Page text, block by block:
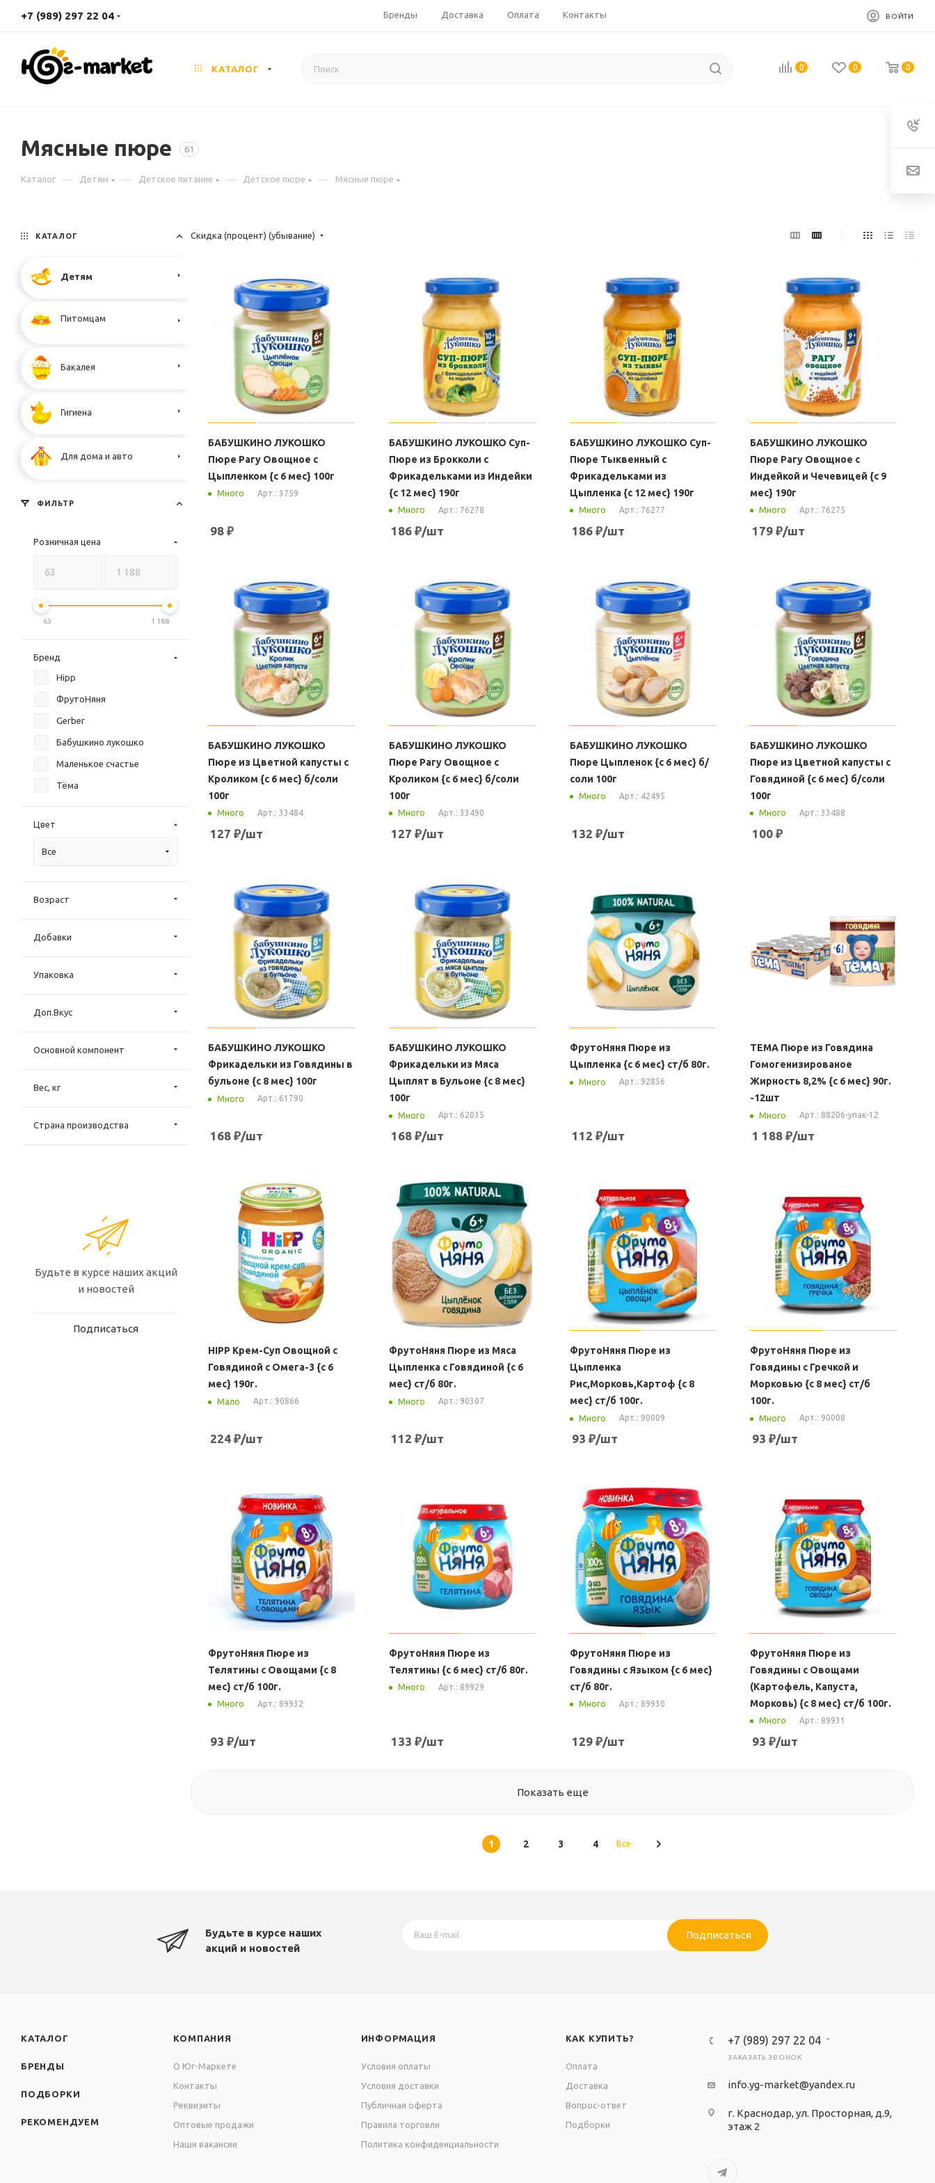
+7 (989) 297 22 04 Бренды Доставка Оплата Контакты ВОЙТИ
КАТАЛОГ 0 0 0
Мясные пюре 61
Каталог — Детям — Детское питание — Детское пюре — Мясные пюре
Скидка (процент) (убывание)
БАБУШКИНО ЛУКОШКО
Пюре Рагу Овощное с
Цыпленком {с 6 мес} 100г
Много Арт.: 3759
98 ₽
БАБУШКИНО ЛУКОШКО Суп-
Пюре из Брокколи с
Фрикадельками из Индейки
{с 12 мес} 190г
Много Арт.: 76278
186₽/шт
БАБУШКИНО ЛУКОШКО Суп-
Пюре Тыквенный с
Фрикадельками из
Цыпленка {с 12 мес} 190г
Много Арт.: 76277
186₽/шт
БАБУШКИНО ЛУКОШКО
Пюре Рагу Овощное с
Индейкой и Чечевицей {с 9
мес} 190г
Много Арт.: 76275
179 ₽/шт
БАБУШКИНО ЛУКОШКО
Пюре из Цветной капусты с
Кроликом {с 6 мес} б/соли
100г
Много Арт.: 33484
127 ₽/шт
БАБУШКИНО ЛУКОШКО
Пюре Рагу Овощное с
Кроликом {с 6 мес} б/соли
100г
Много Арт.: 33490
127 ₽/шт
БАБУШКИНО ЛУКОШКО
Пюре Цыпленок {с 6 мес} б/
соли 100г
Много Арт.: 42495
132 ₽/шт
БАБУШКИНО ЛУКОШКО
Пюре из Цветной капусты с
Говядиной {с 6 мес} б/соли
100г
Много Арт.: 33488
100 ₽
БАБУШКИНО ЛУКОШКО
Фрикадельки из Говядины в
бульоне {с 8 мес} 100г
Много Арт.: 61790
168 ₽/шт
БАБУШКИНО ЛУКОШКО
Фрикадельки из Мяса
Цыплят в Бульоне {с 8 мес}
100г
Много Арт.: 62035
168₽/шт
ФрутоНяня Пюре из
Цыпленка {с 6 мес} ст/б 80г.
Много Арт.: 92856
112 ₽/шт
ТЕМА Пюре из Говядина
Гомогенизированое
Жирность 8,2% {с 6 мес} 90г.
-12шт
Много Арт.: 88206-упак-12
1 188 ₽/шт
HIPP Крем-Суп Овощной с
Говядиной с Омега-3 {с 6
мес} 190г.
Мало Арт.: 90866
224 ₽/шт
ФрутоНяня Пюре из Мяса
Цыпленка с Говядиной {c 6
мес} ст/б 80г.
Много Арт.: 90307
112 ₽/шт
ФрутоНяня Пюре из
Цыпленка
Рис,Морковь,Картоф {с 8
мес} ст/б 100г.
Много Арт.: 90009
93 ₽/шт
ФрутоНяня Пюре из
Говядины с Гречкой и
Морковью {с 8 мес} ст/б
100г.
Много Арт.: 90008
93 ₽/шт
ФрутоНяня Пюре из
Телятины с Овощами {с 8
мес} ст/б 100г.
Много Арт.: 89932
93 ₽/шт
ФрутоНяня Пюре из
Телятины {с 6 мес} ст/б 80г.
Много Арт.: 89929
133 ₽/шт
ФрутоНяня Пюре из
Говядины с Языком {с 6 мес}
ст/б 80г.
Много Арт.: 89930
129₽/шт
ФрутоНяня Пюре из
Говядины с Овощами
(Картофель, Капуста,
Морковь) {с 8 мес} ст/б 100г.
Много Арт.: 89931
93 ₽/шт
Показать еще
1 2 3 4 Все
КАТАЛОГ
Детям
Питомцам
Бакалея
Гигиена
Для дома и авто
ФИЛЬТР
Розничная цена
63 1 188
Бренд
Hipp
ФрутоНяня
Gerber
Бабушкино лукошко
Маленькое счастье
Тёма
Цвет
Все
Возраст
Добавки
Упаковка
Доп.Вкус
Основной компонент
Вес, кг
Страна производства
Будьте в курсе наших акций
и новостей
Подписаться
Будьте в курсе наших
акций и новостей
Подписаться
КАТАЛОГ
БРЕНДЫ
ПОДБОРКИ
РЕКОМЕНДУЕМ
КОМПАНИЯ
О Юг-Маркете
Контакты
Реквизиты
Оптовые продажи
Наши вакансии
ИНФОРМАЦИЯ
Условия оплаты
Условия доставки
Публичная оферта
Правила торговли
Политика конфиденциальности
КАК КУПИТЬ?
Оплата
Доставка
Вопрос-ответ
Подборки
+7 (989) 297 22 04
ЗАКАЗАТЬ ЗВОНОК
info.yg-market@yandex.ru
г. Краснодар, ул. Просторная, д.9,
этаж 2